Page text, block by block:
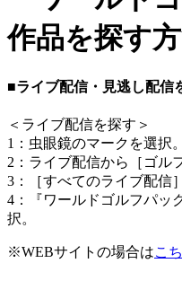
作品を探す
■ライブ配信・見逃し配信
＜ ライブ配信を探す ＞
1：虫眼鏡のマークを選択。
2：ライブ配信から［ゴル
3：［すべてのライブ配信
4：『ワールドゴルフパッ
択。
※WEBサイトの場合はこ